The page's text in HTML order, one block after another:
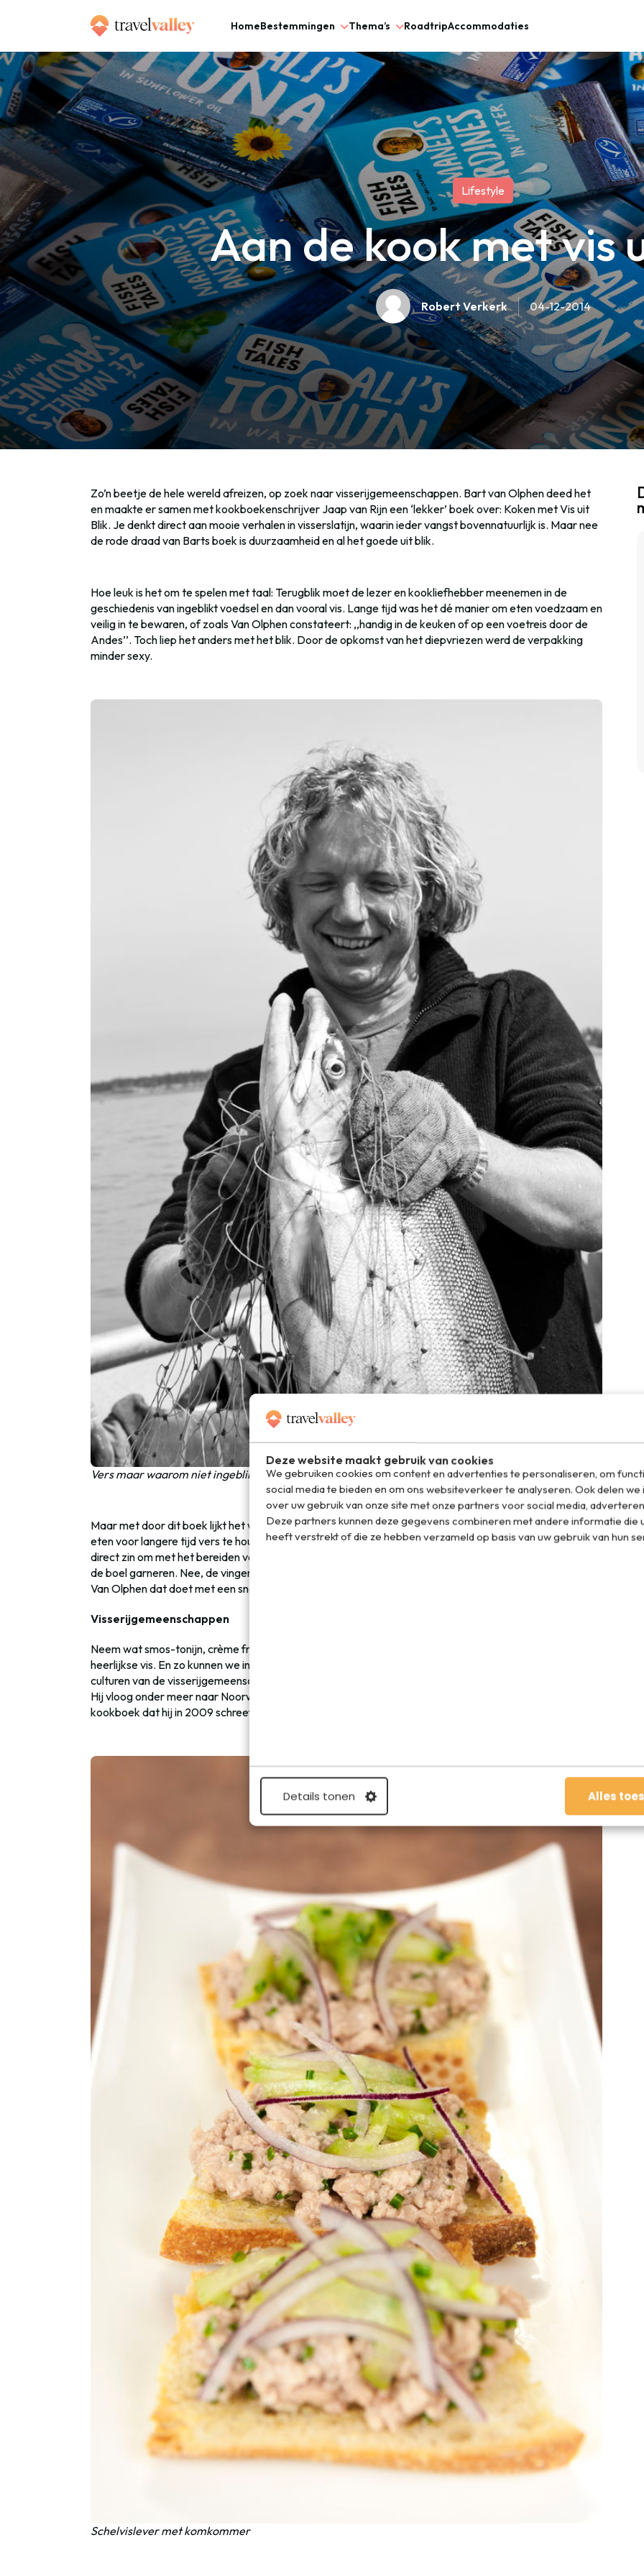
Deze website maakt gebruik van cookies
We gebruiken cookies om content en advertenties te personaliseren, om
social media te bieden en om ons websiteverkeer te analyseren. Ook delen
over uw gebruik van onze site met onze partners voor social media,
Deze partners kunnen deze gegevens combineren met andere informatie die
heeft verstrekt of die ze hebben verzameld op basis van uw gebruik van hun
Details tonen Alles
HomeBestemmingen Thema’s RoadtripAccommodaties
Home » Aan de kook met vis uit blik
Lifestyle
Aan de kook met vis
Robert Verkerk 04-12-2014
Zo’n beetje de hele wereld afreizen, op zoek naar visserijgemeenschappen. Bart van Olphen deed het
en maakte er samen met kookboekenschrijver Jaap van Rijn een ‘lekker’ boek over: Koken met Vis uit
Blik. Je denkt direct aan mooie verhalen in visserslatijn, waarin ieder vangst bovennatuurlijk is. Maar nee
de rode draad van Barts boek is duurzaamheid en al het goede uit blik.
Hoe leuk is het om te spelen met taal: Terugblik moet de lezer en kookliefhebber meenemen in de
geschiedenis van ingeblikt voedsel en dan vooral vis. Lange tijd was het dé manier om eten voedzaam en
veilig in te bewaren, of zoals Van Olphen constateert: ,,handig in de keuken of op een voetreis door de
Andes’’. Toch liep het anders met het blik. Door de opkomst van het diepvriezen werd de verpakking
minder sexy.
Vers maar waarom niet ingeblikt
Maar met door dit boek lijkt het weer goed te komen. Het is immers nog steeds de beste manier om
eten voor langere tijd vers te houden. Nogmaals, zeker als je op reis gaat. Met vis uit blik heb ik altijd
direct zin om met het bereiden van maar wat aan te rommelen. Geen wit bord met een bieslooksprietje
de boel garneren. Nee, de vingers gebruiken en gewoon wat gaan rommelen aan het aanrecht, zoals
Van Olphen dat doet met een snack.
Visserijgemeenschappen
Neem wat smos-tonijn, crème fraîche op geroosterd brood, augurkje, tuinkers en je hebt een snack van
heerlijkse vis. En zo kunnen we in allerlei variaties nog wel even doorgaan. Omdat de verschillende
culturen van de visserijgemeenschappen in de wereld zo interessant zijn, zocht Van Olphen er velen op.
Hij vloog onder meer naar Noorwegen, Australië, Alaska en Vietnam, zo laat hij zien in Het fishes
kookboek dat hij in 2009 schreef. Inspiratie genoeg voor nog meer kookboeken.
Schelvislever met komkommer